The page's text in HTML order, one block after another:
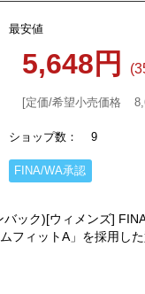
最安値
5,648円
定価/希望小売価格
ショップ数 9
FINA/WA承認
ック)[ウィメンズ]
フィットA」を採用し